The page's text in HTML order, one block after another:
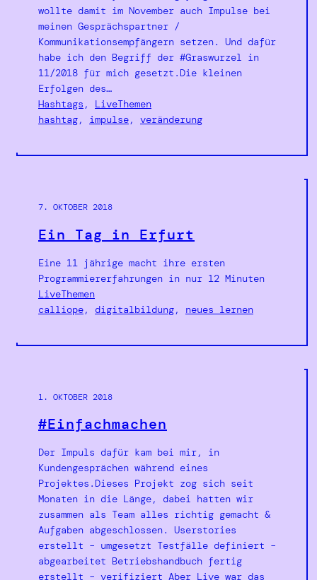
wollte damit im November auch Impulse bei
meinen Gesprächspartner /
Kommunikationsempfängern setzen. Und dafür
habe ich den Begriff der #Graswurzel in
11/2018 für mich gesetzt.Die kleinen
Erfolgen des…
Hashtags , LiveThemen
hashtag, impulse, veränderung
7. OKTOBER 2018
Ein Tag in Erfurt
Eine 11 jährige macht ihre ersten
Programmiererfahrungen in nur 12 Minuten
LiveThemen
calliope, digitalbildung, neues lernen
1. OKTOBER 2018
#Einfachmachen
Der Impuls dafür kam bei mir, in
Kundengesprächen während eines
Projektes.Dieses Projekt zog sich seit
Monaten in die Länge, dabei hatten wir
zusammen als Team alles richtig gemacht &
Aufgaben abgeschlossen. Userstories
erstellt – umgesetzt Testfälle definiert –
abgearbeitet Betriebshandbuch fertig
erstellt – verifiziert Aber Live war das